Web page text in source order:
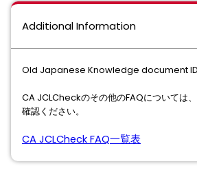
Additional Information
Old Japanese Knowledge document
CA JCLCheckのその他のFAQについては
確認ください。
CA JCLCheck FAQ一覧表